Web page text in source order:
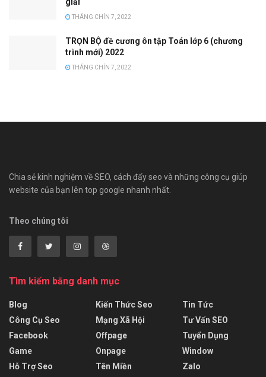
giải
THÁNG CHÍN 7, 2022
TRỌN BỘ đề cương ôn tập Toán lớp 6 (chương
trình mới) 2022
THÁNG CHÍN 7, 2022
Chia sẻ kinh nghiệm về SEO, cách đẩy seo và những công cụ giúp
website của bạn lên top google nhanh nhất.
Theo chúng tôi
Tìm kiếm bằng danh mục
Blog
Công Cụ Seo
Facebook
Game
Hỗ Trợ Seo
Kiến Thức Seo
Mạng Xã Hội
Offpage
Onpage
Tên Miền
Tin Tức
Tư Vấn SEO
Tuyển Dụng
Window
Zalo